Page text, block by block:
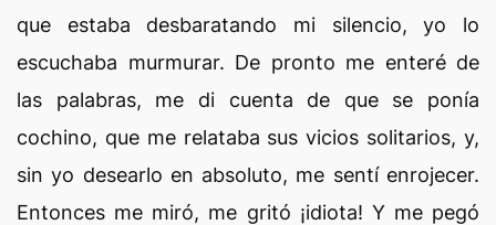
que estaba desbaratando mi silencio, yo lo
escuchaba murmurar. De pronto me enteré de
las palabras, me di cuenta de que se ponía
cochino, que me relataba sus vicios solitarios, y,
sin yo desearlo en absoluto, me sentí enrojecer.
Entonces me miró, me gritó ¡idiota! Y me pegó